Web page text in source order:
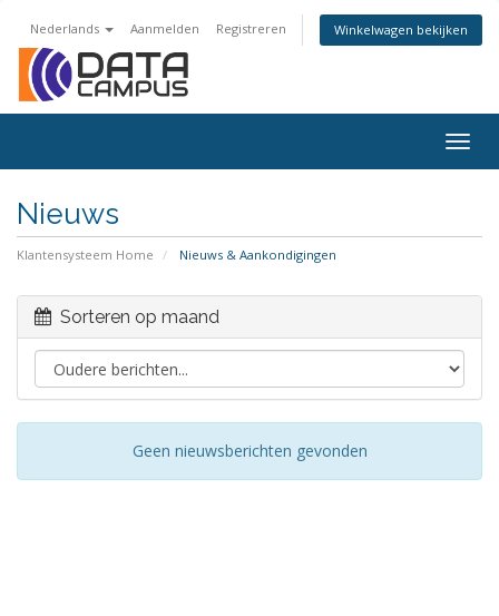
Nederlands Aanmelden Registreren Winkelwagen bekijken
Nieuws
Klantensysteem Home Nieuws & Aankondigingen
Sorteren op maand
Geen nieuwsberichten gevonden